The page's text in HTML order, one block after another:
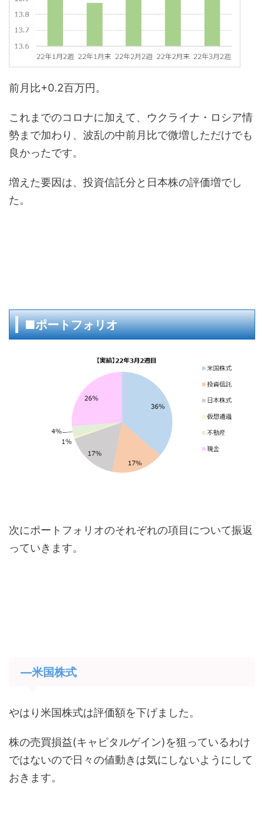
前月比+0.2百万円。
これまでのコロナに加えて、ウクライナ・ロシア情
勢まで加わり、波乱の中前月比で微増しただけでも
良かったです。
増えた要因は、投資信託分と日本株の評価増でし
た。
■ポートフォリオ
次にポートフォリオのそれぞれの項目について振返
っていきます。
―米国株式
やはり米国株式は評価額を下げました。
株の売買損益(キャピタルゲイン)を狙っているわけ
ではないので日々の値動きは気にしないようにして
おきます。